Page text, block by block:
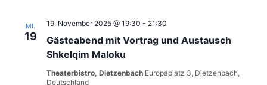
MI.
19
Gästeabend mit Vortrag und Austausch
Shkelqim Maloku
19. November 2025 @ 19:30 - 21:30
Theaterbistro, Dietzenbach Europaplatz 3, Dietzenbach,
Deutschland